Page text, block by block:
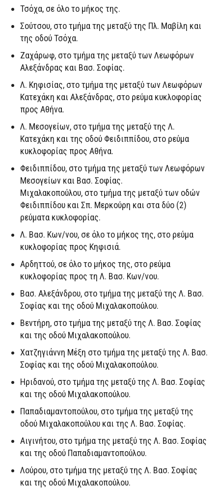
Τσόχα, σε όλο το μήκος της.
Σούτσου, στο τμήμα της μεταξύ της Πλ. Μαβίλη και
της οδού Τσόχα.
Ζαχάρωφ, στο τμήμα της μεταξύ των Λεωφόρων
Αλεξάνδρας και Βασ. Σοφίας.
Λ. Κηφισίας, στο τμήμα της μεταξύ των Λεωφόρων
Κατεχάκη και Αλεξάνδρας, στο ρεύμα κυκλοφορίας
προς Αθήνα.
Λ. Μεσογείων, στο τμήμα της μεταξύ της Λ.
Κατεχάκη και της οδού Φειδιππίδου, στο ρεύμα
κυκλοφορίας προς Αθήνα.
Φειδιππίδου, στο τμήμα της μεταξύ των Λεωφόρων
Μεσογείων και Βασ. Σοφίας.
Μιχαλακοπούλου, στο τμήμα της μεταξύ των οδών
Φειδιππίδου και Σπ. Μερκούρη και στα δύο (2)
ρεύματα κυκλοφορίας.
Λ. Βασ. Κων/νου, σε όλο το μήκος της, στο ρεύμα
κυκλοφορίας προς Κηφισιά.
Αρδηττού, σε όλο το μήκος της, στο ρεύμα
κυκλοφορίας προς τη Λ. Βασ. Κων/νου.
Βασ. Αλεξάνδρου, στο τμήμα της μεταξύ της Λ. Βασ.
Σοφίας και της οδού Μιχαλακοπούλου.
Βεντήρη, στο τμήμα της μεταξύ της Λ. Βασ. Σοφίας
και της οδού Μιχαλακοπούλου.
Χατζηγιάννη Μέξη στο τμήμα της μεταξύ της Λ. Βασ.
Σοφίας και της οδού Μιχαλακοπούλου.
Ηριδανού, στο τμήμα της μεταξύ της Λ. Βασ. Σοφίας
και της οδού Μιχαλακοπούλου.
Παπαδιαμαντοπούλου, στο τμήμα της μεταξύ της
οδού Μιχαλακοπούλου και της Λ. Βασ. Σοφίας.
Αιγινήτου, στο τμήμα της μεταξύ της Λ. Βασ. Σοφίας
και της οδού Παπαδιαμαντοπούλου.
Λούρου, στο τμήμα της μεταξύ της Λ. Βασ. Σοφίας
και της οδού Μιχαλακοπούλου.